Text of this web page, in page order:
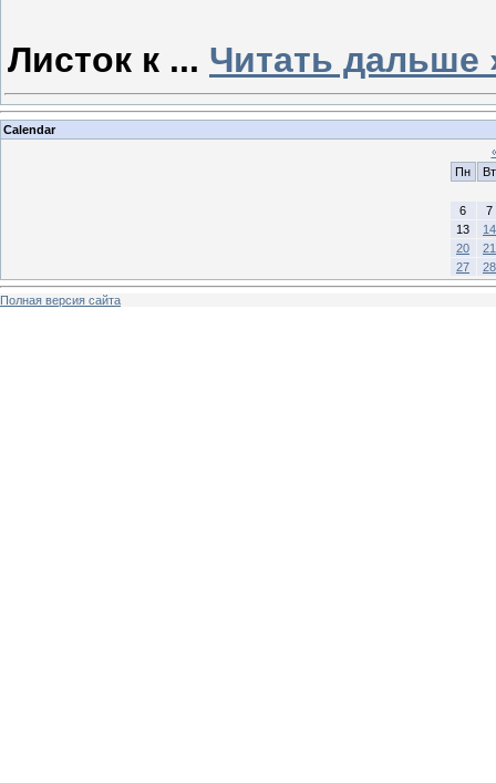
Листок к ... Читать дальше
Calendar
Пн
Вт
6
7
13
14
20
21
27
28
Полная версия сайта